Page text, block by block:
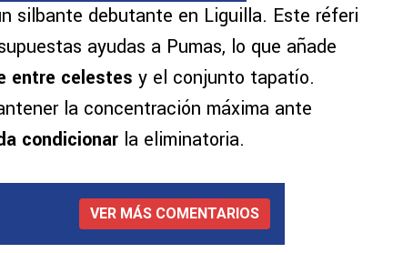
silbante debutante en Liguilla. Este réferi
ayudas a Pumas, lo que añade
entre celestes y el conjunto tapatío.
la concentración máxima ante
condicionar la eliminatoria.
VER MÁS COMENTARIOS